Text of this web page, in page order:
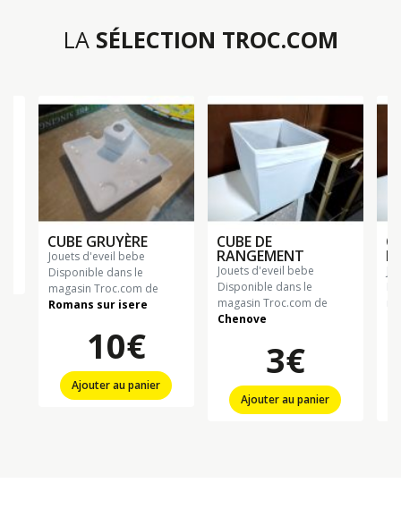
LA SÉLECTION TROC.COM
CUBE GRUYÈRE
jouets d'eveil bebe
Disponible dans le
magasin Troc.com de
Romans sur isere
10€
Ajouter au panier
CUBE DE
RANGEMENT
jouets d'eveil bebe
Disponible dans le
magasin Troc.com de
Chenove
3€
Ajouter au panier